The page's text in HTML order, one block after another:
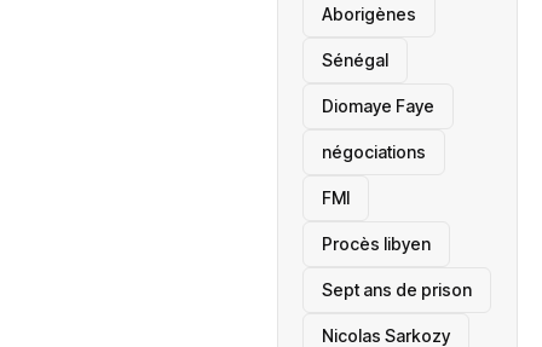
Aborigènes
Sénégal
Diomaye Faye
négociations
FMI
Procès libyen
Sept ans de prison
Nicolas Sarkozy